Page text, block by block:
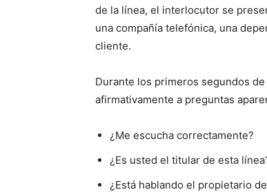
de la línea, el interlocutor se
una compañía telefónica, una
cliente.
Durante los primeros segundos
afirmativamente a preguntas
¿Me escucha correctamente?
¿Es usted el titular de esta
¿Está hablando el propietario